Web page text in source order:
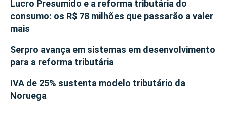
Lucro Presumido e a reforma tributária do
consumo: os R$ 78 milhões que passarão a valer
mais
Serpro avança em sistemas em desenvolvimento
para a reforma tributária
IVA de 25% sustenta modelo tributário da
Noruega